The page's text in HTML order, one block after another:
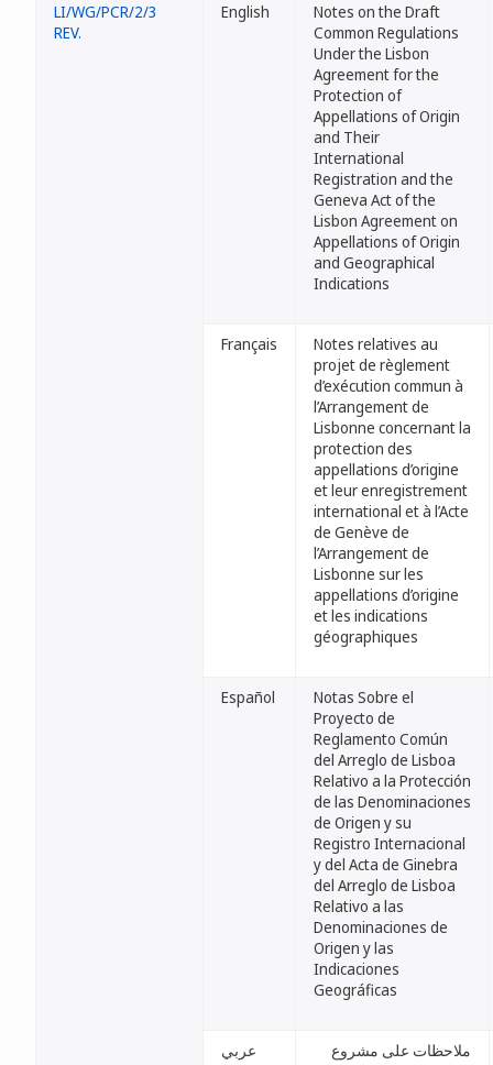
LI/WG/PCR/2/3
REV.
English
Notes on the Draft
Common Regulations
Under the Lisbon
Agreement for the
Protection of
Appellations of Origin
and Their
International
Registration and the
Geneva Act of the
Lisbon Agreement on
Appellations of Origin
and Geographical
Indications
Français
Notes relatives au
projet de règlement
d’exécution commun à
l’Arrangement de
Lisbonne concernant la
protection des
appellations d’origine
et leur enregistrement
international et à l’Acte
de Genève de
l’Arrangement de
Lisbonne sur les
appellations d’origine
et les indications
géographiques
Español
Notas Sobre el
Proyecto de
Reglamento Común
del Arreglo de Lisboa
Relativo a la Protección
de las Denominaciones
de Origen y su
Registro Internacional
y del Acta de Ginebra
del Arreglo de Lisboa
Relativo a las
Denominaciones de
Origen y las
Indicaciones
Geográficas
عربي
ملاحظات على مشروع